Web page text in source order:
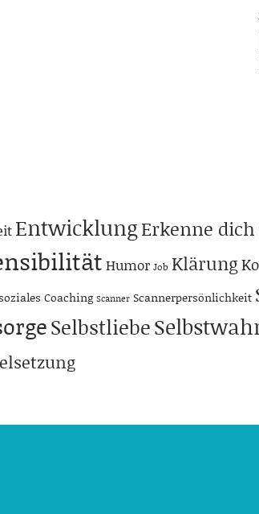
EntwicklungErkenne
Humor Job Klärung
Coaching Scanner Scannerpersönlichkeit
Selbstliebe